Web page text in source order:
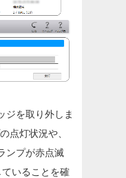
ジを取り外しま
点灯状況や、
ンプが赤点滅
ていることを確